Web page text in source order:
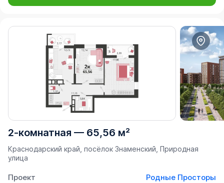
2-комнатная — 65,56 м²
Краснодарский край, посёлок Знаменский, Природная
улица
Проект
Родные Просторы